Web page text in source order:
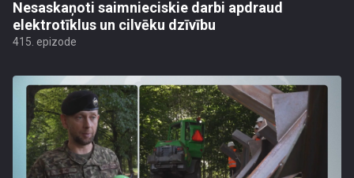
Nesaskaņoti saimnieciskie darbi apdraud
elektrotīklus un cilvēku dzīvību
415. epizode